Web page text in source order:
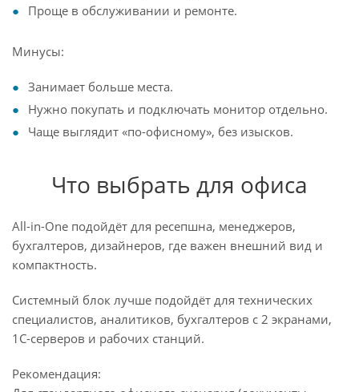
Проще в обслуживании и ремонте.
Минусы:
Занимает больше места.
Нужно покупать и подключать монитор отдельно.
Чаще выглядит «по-офисному», без изысков.
Что выбрать для офиса
All-in-One подойдёт для ресепшна, менеджеров,
бухгалтеров, дизайнеров, где важен внешний вид и
компактность.
Системный блок лучше подойдёт для технических
специалистов, аналитиков, бухгалтеров с 2 экранами,
1С-серверов и рабочих станций.
Рекомендация: